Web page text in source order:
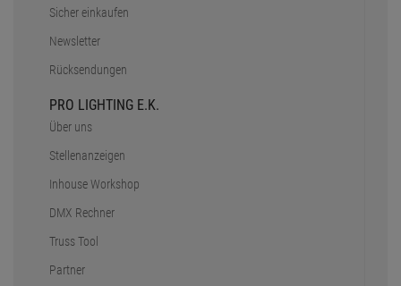
Sicher einkaufen
Newsletter
Rücksendungen
PRO LIGHTING E.K.
Über uns
Stellenanzeigen
Inhouse Workshop
DMX Rechner
Truss Tool
Partner